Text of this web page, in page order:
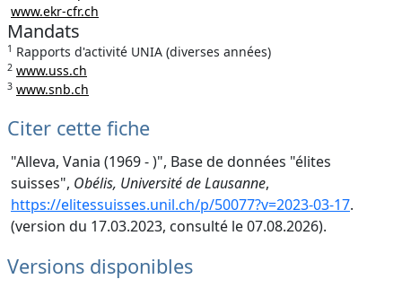
www.ekr-cfr.ch
Mandats
1 Rapports d'activité UNIA (diverses années)
2 www.uss.ch
3 www.snb.ch
Citer cette fiche
"Alleva, Vania (1969 - )", Base de données "élites
suisses", Obélis, Université de Lausanne,
https://elitessuisses.unil.ch/p/50077?v=2023-03-17.
(version du 17.03.2023, consulté le 07.08.2026).
Versions disponibles